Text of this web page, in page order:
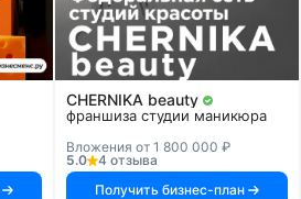
CHERNIKA beauty
франшиза студии маникюра
Вложения от 1 800 000 ₽
5.0
4 отзыва
Получить бизнес-план